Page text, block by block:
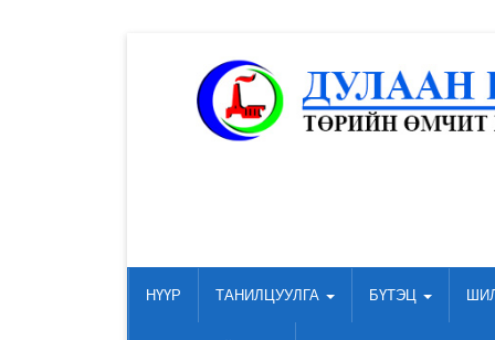
НҮҮР ТАНИЛЦУУЛГА БҮТЭЦ